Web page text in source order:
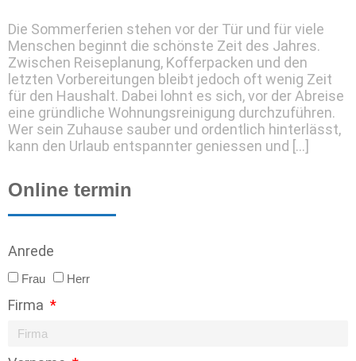
Die Sommerferien stehen vor der Tür und für viele
Menschen beginnt die schönste Zeit des Jahres.
Zwischen Reiseplanung, Kofferpacken und den
letzten Vorbereitungen bleibt jedoch oft wenig Zeit
für den Haushalt. Dabei lohnt es sich, vor der Abreise
eine gründliche Wohnungsreinigung durchzuführen.
Wer sein Zuhause sauber und ordentlich hinterlässt,
kann den Urlaub entspannter geniessen und […]
Online termin
Anrede
Frau Herr
Firma